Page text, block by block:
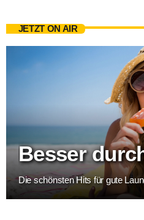
JETZT ON AIR
Besser
Die schönsten Hits für gute